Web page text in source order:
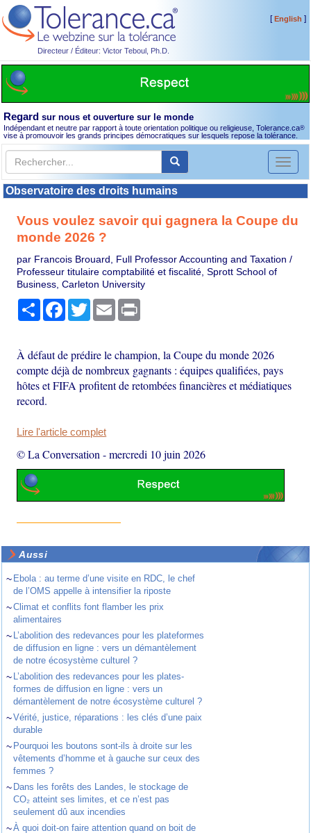
Directeur / Éditeur: Victor Teboul, Ph.D.
[English ]
Regard sur nous et ouverture sur le monde
Indépendant et neutre par rapport à toute orientation politique ou religieuse, Tolerance.ca®
vise à promouvoir les grands principes démocratiques sur lesquels repose la tolérance.
Toggle
Observatoire des droits humains
Vous voulez savoir qui gagnera la Coupe du
monde 2026 ?
par Francois Brouard, Full Professor Accounting and Taxation /
Professeur titulaire comptabilité et fiscalité, Sprott School of
Business, Carleton University
PartagerFacebook
TwitterEmail
À défaut de prédire le champion, la Coupe du monde 2026
compte déjà de nombreux gagnants : équipes qualifiées, pays
hôtes et FIFA profitent de retombées financières et médiatiques
record.
Lire l'article complet
© La Conversation -mercredi 10 juin 2026
Aussi
~ Ebola : au terme d’une visite en RDC, le chef
de l’OMS appelle à intensifier la riposte
~Climat et conflits font flamber les prix
alimentaires
~ L’abolition des redevances pour les plateformes
de diffusion en ligne : vers un démantèlement
de notre écosystème culturel ?
~ L’abolition des redevances pour les plates-
formes de diffusion en ligne : vers un
démantèlement de notre écosystème culturel ?
~Vérité, justice, réparations : les clés d’une paix
durable
~ Pourquoi les boutons sont-ils à droite sur les
vêtements d’homme et à gauche sur ceux des
femmes ?
~ Dans les forêts des Landes, le stockage de
CO₂ atteint ses limites, et ce n’est pas
seulement dû aux incendies
~À quoi doit-on faire attention quand on boit de